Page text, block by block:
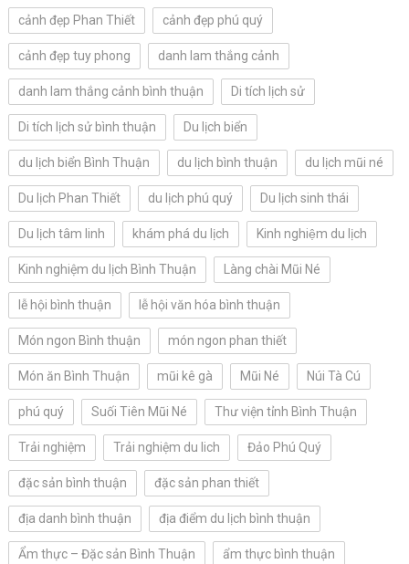
cảnh đẹp Phan Thiết cảnh đẹp phú quý
cảnh đẹp tuy phong danh lam thắng cảnh
danh lam thắng cảnh bình thuận Di tích lịch sử
Di tích lịch sử bình thuận Du lịch biển
du lịch biển Bình Thuận du lịch bình thuận du lịch mũi né
Du lịch Phan Thiết du lịch phú quý Du lịch sinh thái
Du lịch tâm linh khám phá du lịch Kinh nghiệm du lịch
Kinh nghiệm du lịch Bình Thuận Làng chài Mũi Né
lễ hội bình thuận lễ hội văn hóa bình thuận
Món ngon Bình thuận món ngon phan thiết
Món ăn Bình Thuận mũi kê gà Mũi Né Núi Tà Cú
phú quý Suối Tiên Mũi Né Thư viện tỉnh Bình Thuận
Trải nghiệm Trải nghiệm du lich Đảo Phú Quý
đặc sản bình thuận đặc sản phan thiết
địa danh bình thuận địa điểm du lịch bình thuận
Ẩm thực – Đặc sản Bình Thuận ẩm thực bình thuận